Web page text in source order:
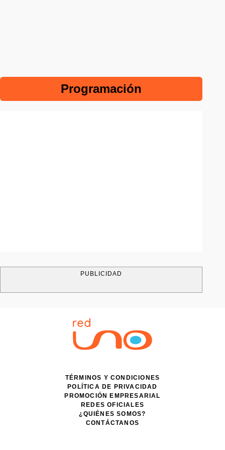
Programación
PUBLICIDAD
TÉRMINOS Y CONDICIONES
POLÍTICA DE PRIVACIDAD
PROMOCIÓN EMPRESARIAL
REDES OFICIALES
¿QUIÉNES SOMOS?
CONTÁCTANOS